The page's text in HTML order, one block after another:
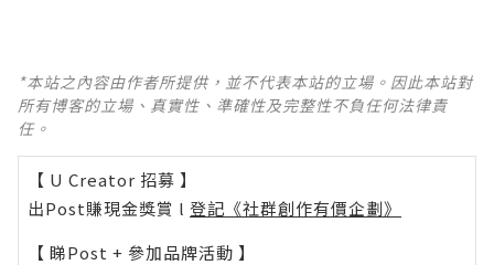
*本站之內容由作者所提供，並不代表本站的立場。因此本站對
所有博客的立場、真實性、準確性及完整性不負任何法律責
任。
【 U Creator 招募 】
出Post賺現金獎賞 l 登記《社群創作有價企劃》
【 睇Post + 參加品牌活動 】